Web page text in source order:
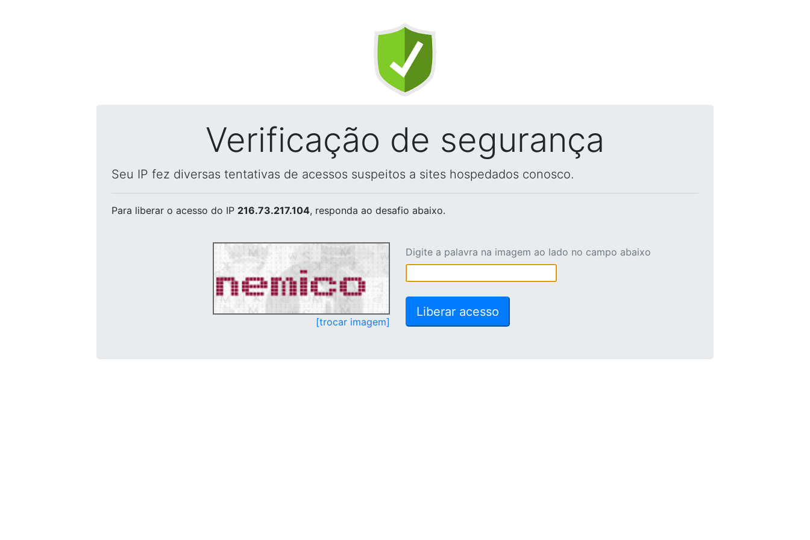
Verificação de segurança
Seu IP fez diversas tentativas de acessos suspeitos a sites hospedados conosco.
Para liberar o acesso do IP 216.73.217.104, responda ao desafio abaixo.
[trocar imagem]
Digite a palavra na imagem ao lado no campo abaixo